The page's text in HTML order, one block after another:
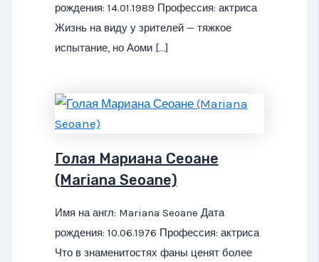
рождения: 14.01.1989 Профессия: актриса
Жизнь на виду у зрителей — тяжкое
испытание, но Аоми […]
Голая Мариана Сеоане
(Mariana Seoane)
Имя на англ: Mariana Seoane Дата
рождения: 10.06.1976 Профессия: актриса
Что в знаменитостях фаны ценят более